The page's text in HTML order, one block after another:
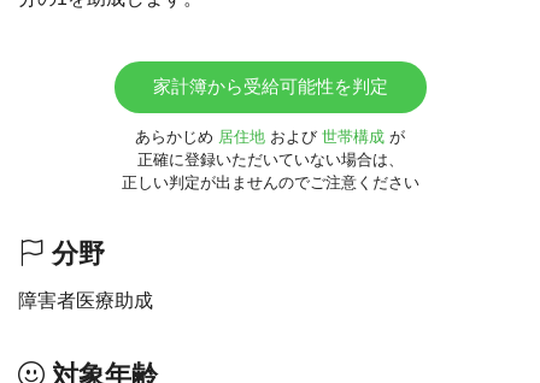
家計簿から受給可能性を判定
あらかじめ 居住地 および 世帯構成 が
正確に登録いただいていない場合は、
正しい判定が出ませんのでご注意ください
分野
障害者医療助成
対象年齢